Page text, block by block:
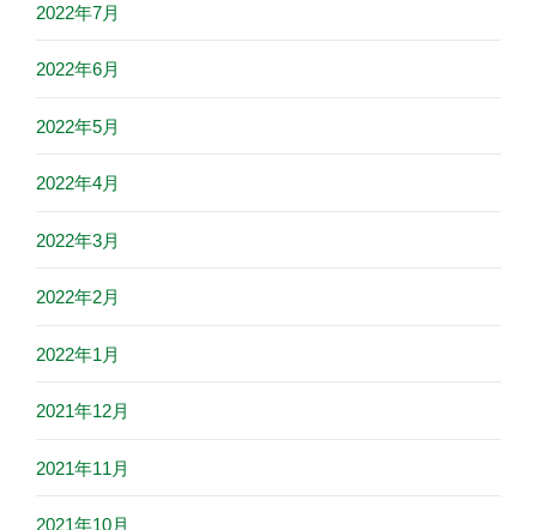
2022年7月
2022年6月
2022年5月
2022年4月
2022年3月
2022年2月
2022年1月
2021年12月
2021年11月
2021年10月